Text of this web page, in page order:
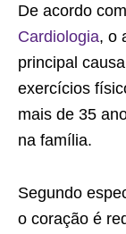
De acordo
Cardiologia, o
principal
exercícios
mais de 35
na família.
Segundo
o coração é